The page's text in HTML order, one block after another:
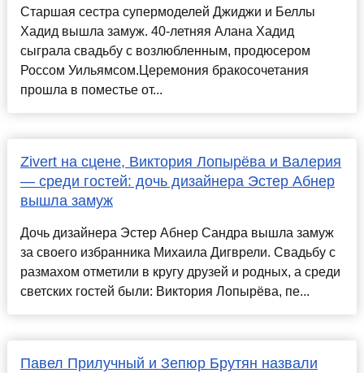
Старшая сестра супермоделей Джиджи и Беллы
Хадид вышла замуж. 40-летняя Алана Хадид
сыграла свадьбу с возлюбленным, продюсером
Россом Уильямсом.Церемония бракосочетания
прошла в поместье от...
Zivert на сцене, Виктория Лопырёва и Валерия
— среди гостей: дочь дизайнера Эстер Абнер
вышла замуж
Дочь дизайнера Эстер Абнер Сандра вышла замуж
за своего избранника Михаила Дигврели. Свадьбу с
размахом отметили в кругу друзей и родных, а среди
светских гостей были: Виктория Лопырёва, пе...
Павел Прилучный и Зепюр Брутян назвали